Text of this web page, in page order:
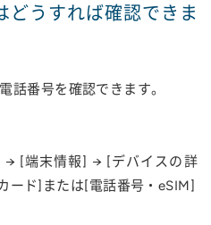
どうすれば確認できま
話番号を確認できます。
→ [端末情報] → [デバイスの詳
ード]または[電話番号・eSIM]